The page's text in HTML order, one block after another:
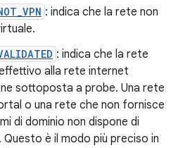
: indica che la rete non
: indica che la rete
alla rete internet
sottoposta a probe. Una rete
o una rete che non fornisce
di dominio non dispone di
è il modo più preciso in